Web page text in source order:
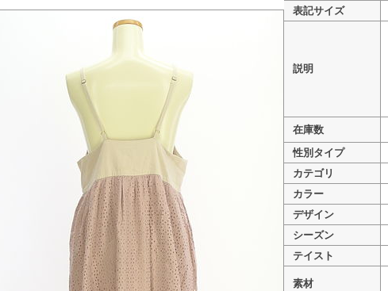
表記サイズ
説明
在庫数
性別タイプ
カテゴリ
カラー
デザイン
シーズン
テイスト
素材
Samansa Mos2（サマンサモスモス） PR10330377